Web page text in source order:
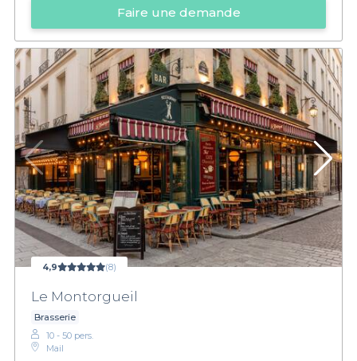
Faire une demande
4,9 (8)
Le Montorgueil
Brasserie
10 - 50 pers.
Mail